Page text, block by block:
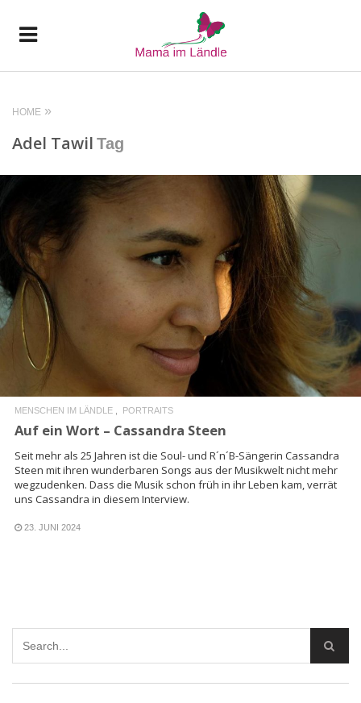
HOME
Adel Tawil Tag
READ MORE
MENSCHEN IM LÄNDLE PORTRAITS
Auf ein Wort – Cassandra Steen
Seit mehr als 25 Jahren ist die Soul- und R´n´B-Sängerin Cassandra
Steen mit ihren wunderbaren Songs aus der Musikwelt nicht mehr
wegzudenken. Dass die Musik schon früh in ihr Leben kam, verrät
uns Cassandra in diesem Interview.
23. JUNI 2024